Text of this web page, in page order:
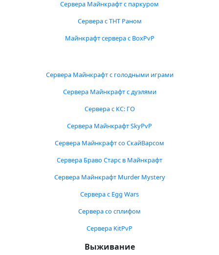
Сервера Майнкрафт с паркуром
Сервера с ТНТ Раном
Майнкрафт сервера с BoxPvP
Сервера Майнкрафт с голодными играми
Сервера Майнкрафт с дуэлями
Сервера с КС: ГО
Сервера Майнкрафт SkyPvP
Сервера Майнкрафт со СкайВарсом
Сервера Браво Старс в Майнкрафт
Сервера Майнкрафт Murder Mystery
Сервера с Egg Wars
Сервера со сплифом
Сервера KitPvP
Выживание